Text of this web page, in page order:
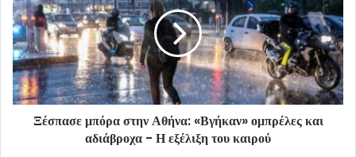
Ξέσπασε μπόρα στην Αθήνα: «Βγήκαν» ομπρέλες και
αδιάβροχα - Η εξέλιξη του καιρού